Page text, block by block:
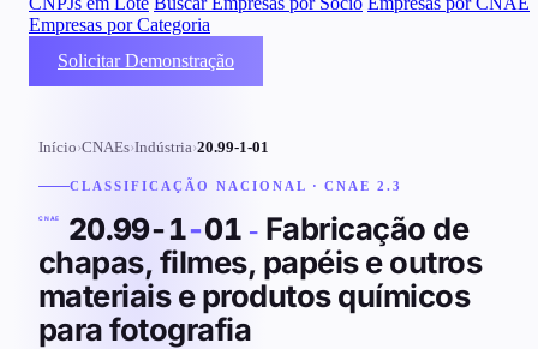
Empresas por Categoria
Solicitar Demonstração
Início›CNAEs›Indústria›20.99-1-01
CLASSIFICAÇÃO NACIONAL · CNAE 2.3
CNAE 20.99-1-01- Fabricação de
chapas, filmes, papéis e outros
materiais e produtos químicos
para fotografia